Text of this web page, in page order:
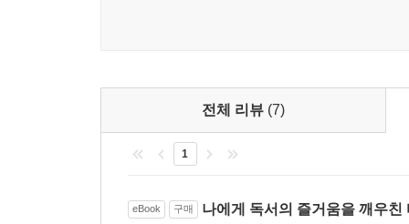
전체 리뷰 (7)
1
eBook 구매 나에게 독서의 즐거움을 깨우친